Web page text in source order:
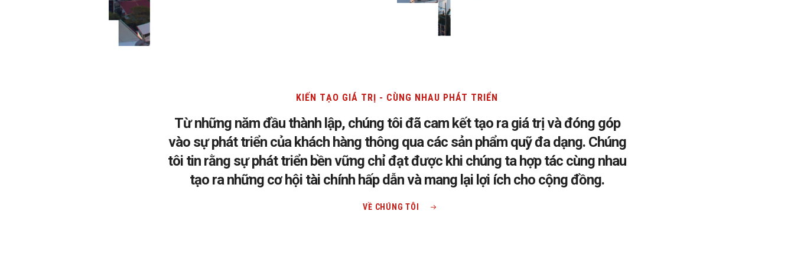
KIẾN TẠO GIÁ TRỊ - CÙNG NHAU PHÁT TRIỂN
Từ những năm đầu thành lập, chúng tôi đã cam kết tạo ra giá trị và đóng góp
vào sự phát triển của khách hàng thông qua các sản phẩm quỹ đa dạng. Chúng
tôi tin rằng sự phát triển bền vững chỉ đạt được khi chúng ta hợp tác cùng nhau
tạo ra những cơ hội tài chính hấp dẫn và mang lại lợi ích cho cộng đồng.
VỀ CHÚNG TÔI